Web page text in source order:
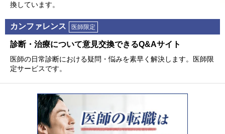
換しています。
カンファレンス 医師限定
診断・治療について意⾒交換できるQ&Aサイト
医師の⽇常診断における疑問・悩みを素早く解決します。医師限
定サービスです。